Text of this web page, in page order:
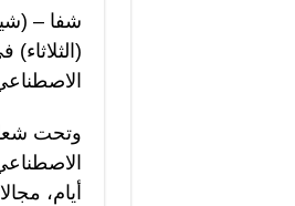
شفا –
وتحت
أيام،